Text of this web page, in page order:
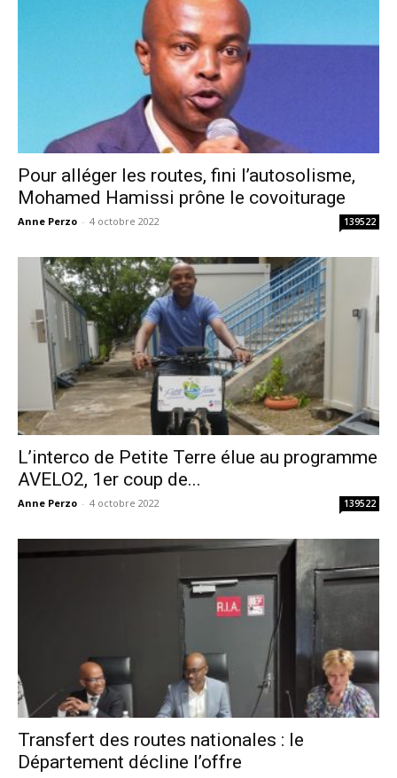
Pour alléger les routes, fini l’autosolisme,
Mohamed Hamissi prône le covoiturage
Anne Perzo - 4 octobre 2022 139522
L’interco de Petite Terre élue au programme
AVELO2, 1er coup de...
Anne Perzo - 4 octobre 2022 139522
Transfert des routes nationales : le
Département décline l’offre